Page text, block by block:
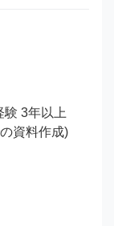
3年以上
資料作成)